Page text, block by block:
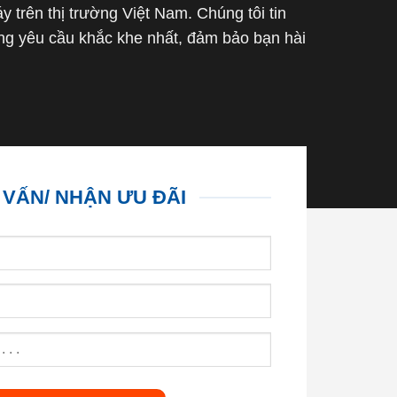
trên thị trường Việt Nam. Chúng tôi tin
yêu cầu khắc khe nhất, đảm bảo bạn hài
NHẬN ƯU ĐÃI